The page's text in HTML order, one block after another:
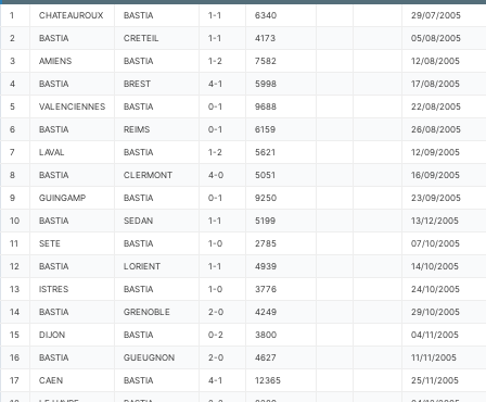
1 CHATEAUROUX BASTIA 1-1 6340 29/07/2005
2 BASTIA CRETEIL 1-1 4173 05/08/2005
3 AMIENS BASTIA 1-2 7582 12/08/2005
4 BASTIA BREST 4-1 5998 17/08/2005
5 VALENCIENNES BASTIA 0-1 9688 22/08/2005
6 BASTIA REIMS 0-1 6159 26/08/2005
7 LAVAL BASTIA 1-2 5621 12/09/2005
8 BASTIA CLERMONT 4-0 5051 16/09/2005
9 GUINGAMP BASTIA 0-1 9250 23/09/2005
10 BASTIA SEDAN 1-1 5199 13/12/2005
11 SETE BASTIA 1-0 2785 07/10/2005
12 BASTIA LORIENT 1-1 4939 14/10/2005
13 ISTRES BASTIA 1-0 3776 24/10/2005
14 BASTIA GRENOBLE 2-0 4249 29/10/2005
15 DIJON BASTIA 0-2 3800 04/11/2005
16 BASTIA GUEUGNON 2-0 4627 11/11/2005
17 CAEN BASTIA 4-1 12365 25/11/2005